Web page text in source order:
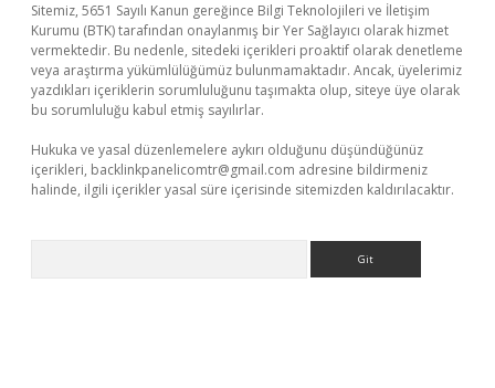
Sitemiz, 5651 Sayılı Kanun gereğince Bilgi Teknolojileri ve İletişim
Kurumu (BTK) tarafından onaylanmış bir Yer Sağlayıcı olarak hizmet
vermektedir. Bu nedenle, sitedeki içerikleri proaktif olarak denetleme
veya araştırma yükümlülüğümüz bulunmamaktadır. Ancak, üyelerimiz
yazdıkları içeriklerin sorumluluğunu taşımakta olup, siteye üye olarak
bu sorumluluğu kabul etmiş sayılırlar.
Hukuka ve yasal düzenlemelere aykırı olduğunu düşündüğünüz
içerikleri, backlinkpanelicomtr@gmail.com adresine bildirmeniz
halinde, ilgili içerikler yasal süre içerisinde sitemizden kaldırılacaktır.